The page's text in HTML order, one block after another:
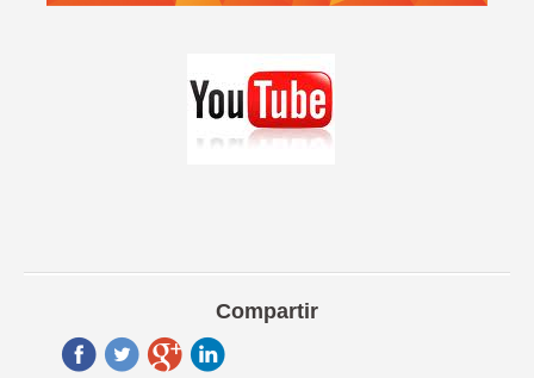
Compartir